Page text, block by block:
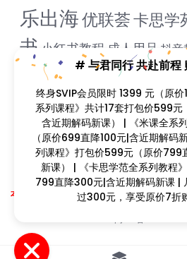
乐出海优联荟卡思学
书 小红书教程 成人用品 抖音
淘宝教程 独立站教程
ADS教程谷歌SEO教程 谷歌
阿里国际站雨课网雷
Copyright © 2023找课程网-
本站支持课程资源互换，优质课程资源互换请
# 与君同行 共赴前程
终身SVIP会员限时 1399 元（原
系列课程》共计17套打包价599
含近期解码新课） | 《米课全系
（原价699直降100元|含近期解码
列课程》打包价599元（原价799
新课） | 《卡思学范全系列教程
799直降300元|含近期解码新课 |
过300元，享受原价7折